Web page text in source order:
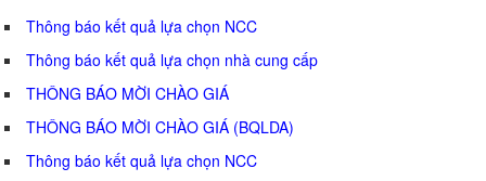
Thông báo kết quả lựa chọn NCC
Thông báo kết quả lựa chọn nhà cung cấp
THÔNG BÁO MỜI CHÀO GIÁ
THÔNG BÁO MỜI CHÀO GIÁ (BQLDA)
Thông báo kết quả lựa chọn NCC